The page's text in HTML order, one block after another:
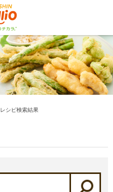
レシピ検索結果